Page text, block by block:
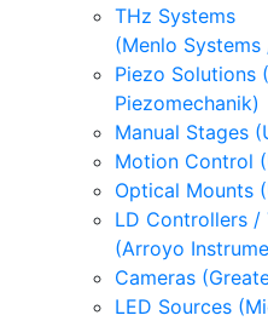
THz Systems
(Menlo Systems
Piezo Solutions
Piezomechanik)
Manual Stages
Motion Control
Optical Mounts
LD Controllers /
(Arroyo
Cameras
LED Sources